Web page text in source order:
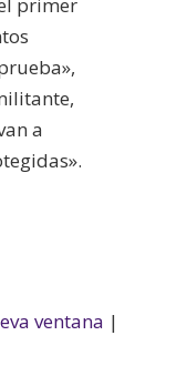
a
ventana |